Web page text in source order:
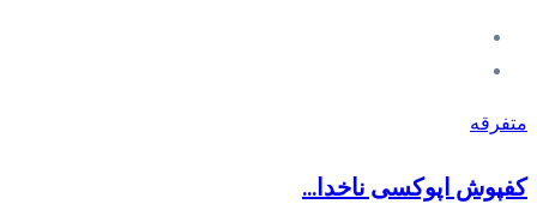
متفرقه
کفپوش اپوکسی ناخدا...